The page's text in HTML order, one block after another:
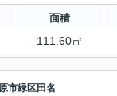
面積
111.60㎡
市緑区田名